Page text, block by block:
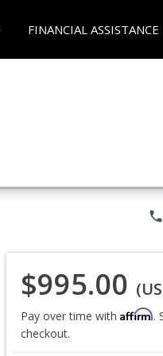
FINANCIAL ASSISTANCE
phone
$995.00
Pay over time with Affirm.
checkout.